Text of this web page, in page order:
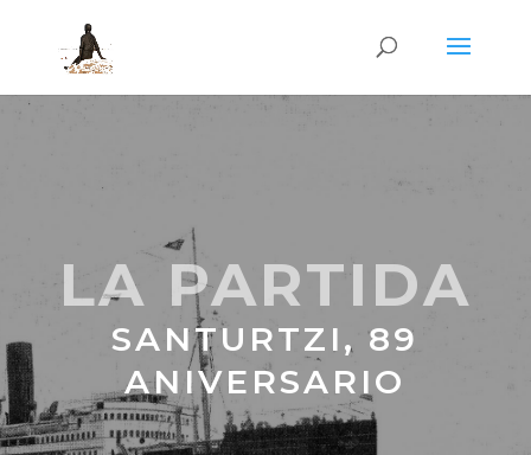
LA PARTIDA
SANTURTZI, 89
ANIVERSARIO